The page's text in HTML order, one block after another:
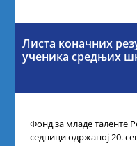
Листа коначних
ученика средњих
Фонд за младе таленте
седници одржаној 20.